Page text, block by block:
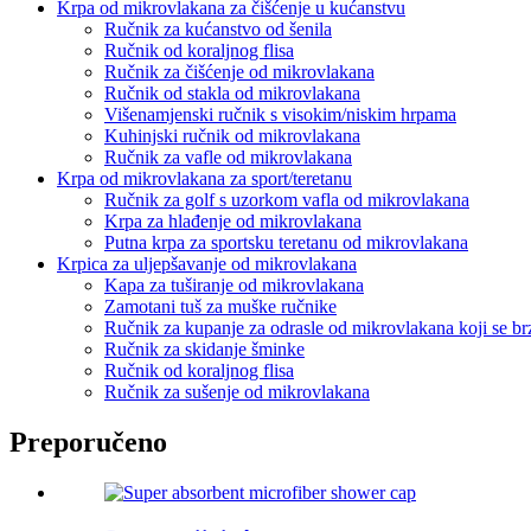
Krpa od mikrovlakana za čišćenje u kućanstvu
Ručnik za kućanstvo od šenila
Ručnik od koraljnog flisa
Ručnik za čišćenje od mikrovlakana
Ručnik od stakla od mikrovlakana
Višenamjenski ručnik s visokim/niskim hrpama
Kuhinjski ručnik od mikrovlakana
Ručnik za vafle od mikrovlakana
Krpa od mikrovlakana za sport/teretanu
Ručnik za golf s uzorkom vafla od mikrovlakana
Krpa za hlađenje od mikrovlakana
Putna krpa za sportsku teretanu od mikrovlakana
Krpica za uljepšavanje od mikrovlakana
Kapa za tuširanje od mikrovlakana
Zamotani tuš za muške ručnike
Ručnik za kupanje za odrasle od mikrovlakana koji se
Ručnik za skidanje šminke
Ručnik od koraljnog flisa
Ručnik za sušenje od mikrovlakana
Preporučeno